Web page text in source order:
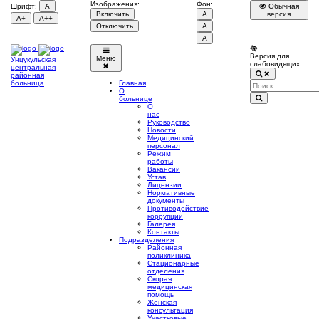
Шрифт:
A
A+
A++
Изображения:
Включить
Отключить
Фон:
A
A
A
Обычная
версия
Версия для
слабовидящих
Унцукульская
центральная
районная
больница
Меню
Главная
О
больнице
О
нас
Руководство
Новости
Медицинский
персонал
Режим
работы
Вакансии
Устав
Лицензии
Нормативные
документы
Противодействие
коррупции
Галерея
Контакты
Подразделения
Районная
поликлиника
Стационарные
отделения
Скорая
медицинская
помощь
Женская
консультация